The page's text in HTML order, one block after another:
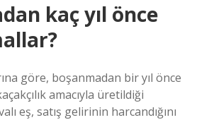
kaç yıl önce
göre, boşanmadan bir yıl önce
amacıyla üretildiği
eş, satış gelirinin harcandığını